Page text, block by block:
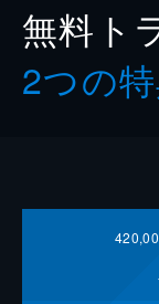
無料ト
2つの